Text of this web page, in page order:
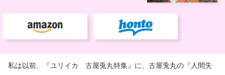
私は以前、『ユリイカ 古屋兎丸特集』に、古屋兎丸の『人間失